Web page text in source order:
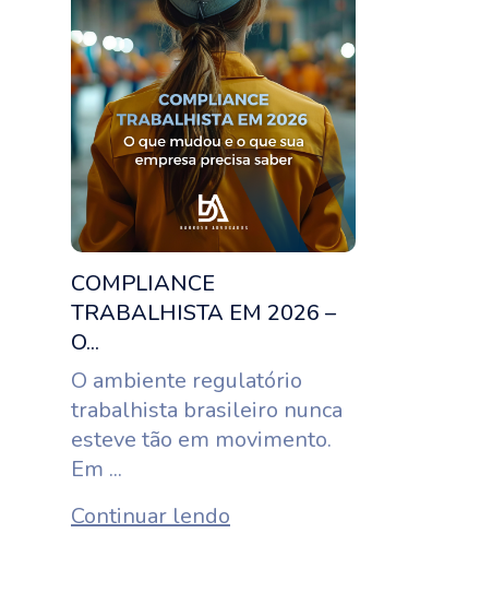
COMPLIANCE
TRABALHISTA EM 2026 –
O...
O ambiente regulatório
trabalhista brasileiro nunca
esteve tão em movimento.
Em ...
Continuar lendo